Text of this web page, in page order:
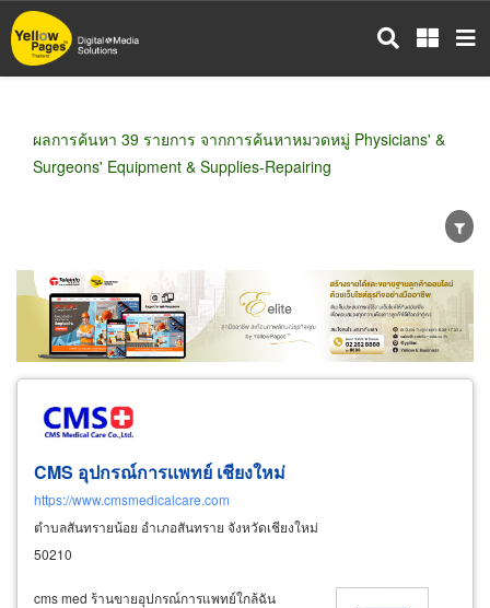
ข้าม
ไป
ผลการค้นหา 39 รายการ จากการค้นหาหมวดหมู่ Physicians' &
Surgeons' Equipment & Supplies-Repairing
ขายส่ง ขายปลีก ผู้ผลิต
ตัวแทนจัดจำหน่าย
ผู้ส่งออก/นำเข้า
ธุรกิจบริการ
CMS อุปกรณ์การเเพทย์ เชียงใหม่
https://www.cmsmedicalcare.com
ตำบลสันทรายน้อย อำเภอสันทราย จังหวัดเชียงใหม่
50210
cms med ร้านขายอุปกรณ์การแพทย์ใกล้ฉัน